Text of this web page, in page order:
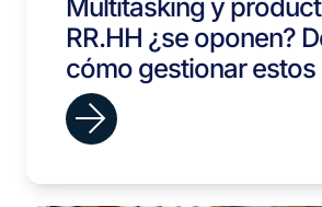
Multitasking y
RR.HH ¿se oponen?
cómo gestionar